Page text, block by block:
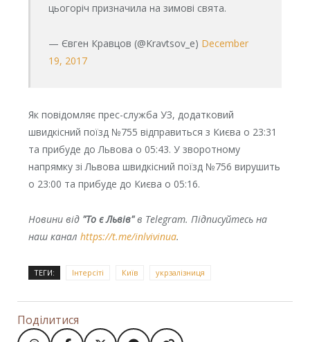
цьогоріч призначила на зимові свята.
— Євген Кравцов (@Kravtsov_e) December
19, 2017
Як повідомляє прес-служба УЗ, додатковий
швидкісний поїзд №755 відправиться з Києва о 23:31
та прибуде до Львова о 05:43. У зворотному
напрямку зі Львова швидкісний поїзд №756 вирушить
о 23:00 та прибуде до Києва о 05:16.
Новини від "То є Львів"в Telegram. Підписуйтесь на
наш канал https://t.me/inlvivinua.
ТЕГИ: Інтерсіті Київ укрзалізниця
Поділитися